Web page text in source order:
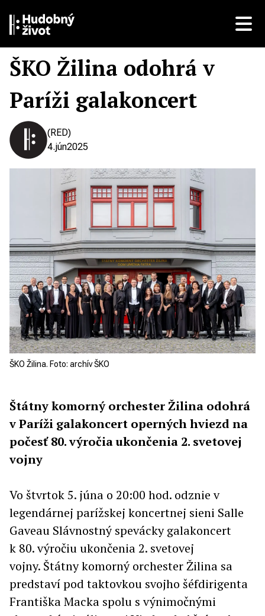
ŠKO Žilina odohrá v
Paríži galakoncert
(RED)
4.jún2025
ŠKO Žilina. Foto: archív ŠKO
Štátny komorný orchester Žilina odohrá
v Paríži galakoncert operných hviezd na
počesť 80. výročia ukončenia 2. svetovej
vojny
Vo štvrtok 5. júna o 20:00 hod. odznie v
legendárnej parížskej koncertnej sieni Salle
Gaveau Slávnostný spevácky galakoncert
k 80. výročiu ukončenia 2. svetovej
vojny. Štátny komorný orchester Žilina sa
predstaví pod taktovkou svojho šéfdirigenta
Františka Macka spolu s výnimočnými